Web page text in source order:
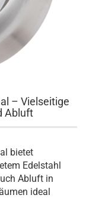
– Vielseitige
Abluft
bietet
Edelstahl
Abluft in
ideal